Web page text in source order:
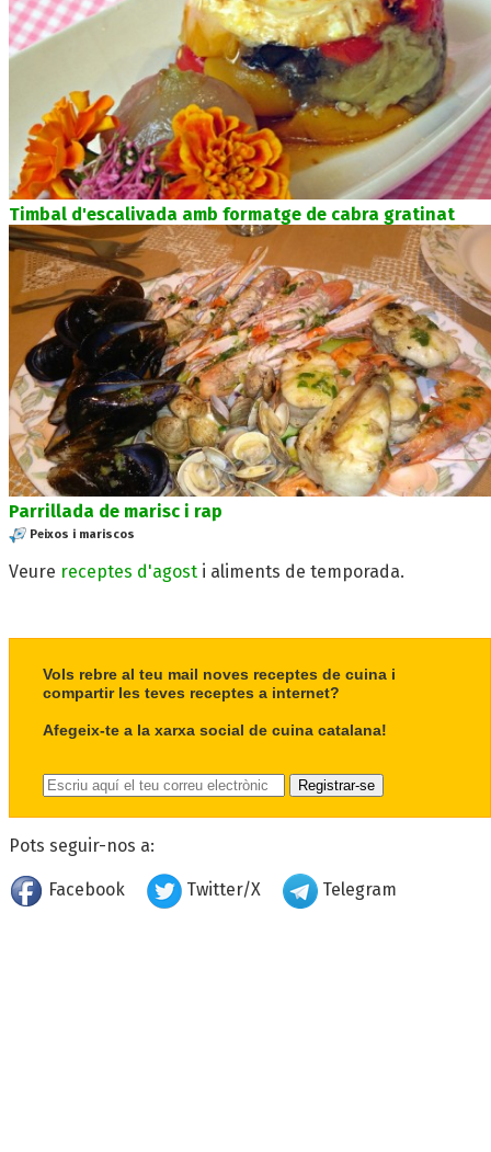
Timbal d'escalivada amb formatge de cabra gratinat
Parrillada de marisc i rap
Peixos i mariscos
Veure receptes d'agost i aliments de temporada.
Vols rebre al teu mail noves receptes de cuina i
compartir les teves receptes a internet?
Afegeix-te a la xarxa social de cuina catalana!
Pots seguir-nos a:
Facebook Twitter/X Telegram